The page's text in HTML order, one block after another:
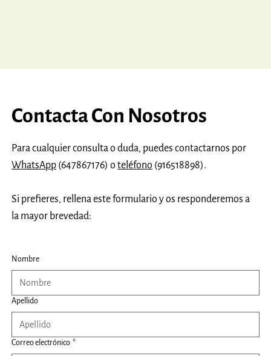
Nombre
Apellido
Correo electrónico *
Contacta Con Nosotros
Para cualquier consulta o duda, puedes contactarnos por
WhatsApp (647867176) oteléfono (916518898).
Si prefieres, rellena este formulario y os responderemos a
la mayor brevedad: